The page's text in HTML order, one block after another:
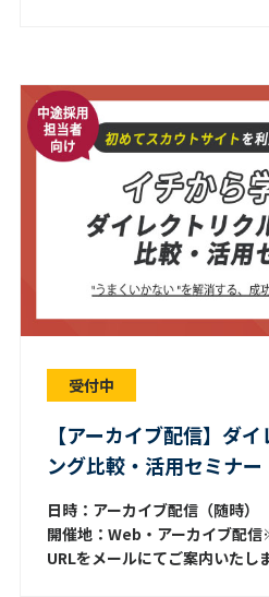
受付中
【アーカイブ配信】ダ
ング比較・活用セミナー
日時：アーカイブ配信（随時）
開催地：Web・アーカイブ配
URLをメールにてご案内いたし